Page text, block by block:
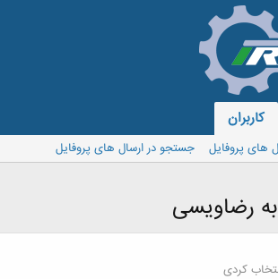
کاربران
های پروفایل
جستجو در ارسال های پروفایل
رضاویسی
کردی